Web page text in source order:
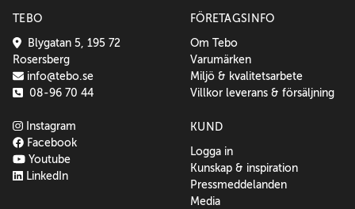
TEBO
Blygatan 5, 195 72
Rosersberg
info@tebo.se
08-96 70 44
Instagram
Facebook
Youtube
LinkedIn
FÖRETAGSINFO
Om Tebo
Varumärken
Miljö & kvalitetsarbete
Villkor leverans & försäljning
KUND
Logga in
Kunskap & inspiration
Pressmeddelanden
Media